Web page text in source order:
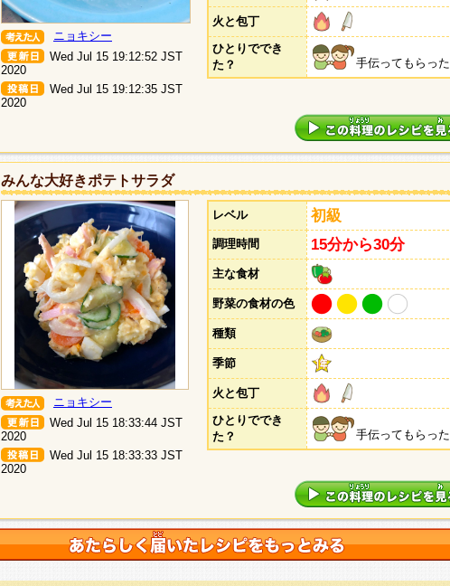
ニョキシー
Wed Jul 15 19:12:52 JST
2020
Wed Jul 15 19:12:35 JST
2020
火と包丁
ひとりででき
た？
手伝ってもらった
みんな大好きポテトサラダ
ニョキシー
Wed Jul 15 18:33:44 JST
2020
Wed Jul 15 18:33:33 JST
2020
レベル 初級
調理時間 15分から30分
主な食材
野菜の食材の色
種類
季節
火と包丁
ひとりででき
た？
手伝ってもらった